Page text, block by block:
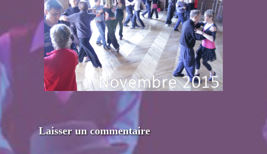
Laisser un commentaire